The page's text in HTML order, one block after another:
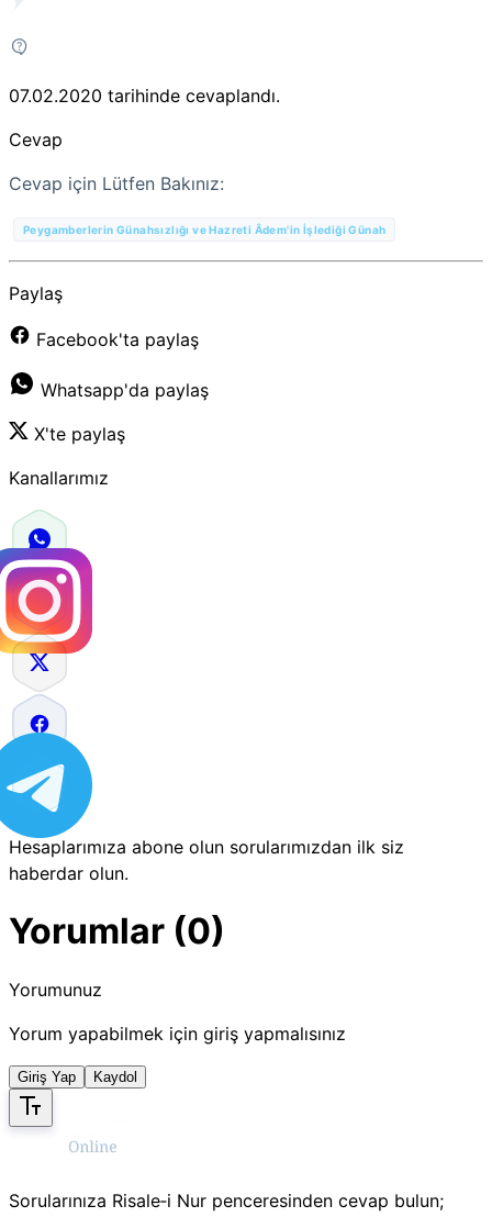
07.02.2020 tarihinde cevaplandı.
Cevap
Cevap için Lütfen Bakınız:
Peygamberlerin Günahsızlığı ve Hazreti Âdem'in İşlediği Günah
Paylaş
Facebook'ta paylaş
Whatsapp'da paylaş
X'te paylaş
Kanallarımız
Hesaplarımıza abone olun sorularımızdan ilk siz
haberdar olun.
Yorumlar (0)
Yorumunuz
Yorum yapabilmek için giriş yapmalısınız
Giriş Yap Kaydol
Sorularınıza Risale‑i Nur penceresinden cevap bulun;